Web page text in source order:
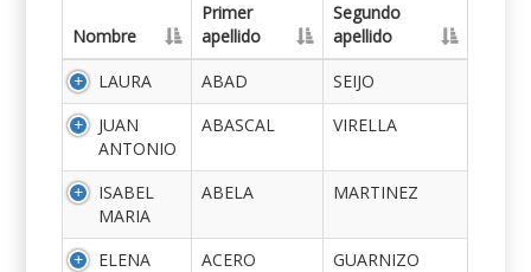
Nombre
Primer
apellido
Segundo
apellido
LAURA
ABAD
SEIJO
JUAN
ANTONIO
ABASCAL VIRELLA
ISABEL
MARIA
ABELA MARTINEZ
ELENA ACERO
GUARNIZO